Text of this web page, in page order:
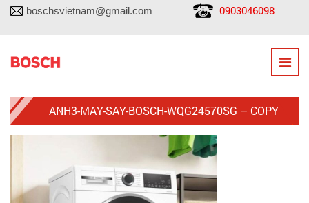
boschsvietnam@gmail.com 0903046098
ANH3-MAY-SAY-BOSCH-WQG24570SG – COPY